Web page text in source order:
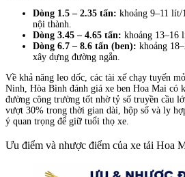
Dòng 1.5 – 2.35 tấn: khoảng 9–11
nội thành.
Dòng 3.45 – 4.65 tấn: khoảng 13–16
Dòng 6.7 – 8.6 tấn (ben): khoảng
xây dựng đường ngắn.
Về khả năng leo dốc, các tài xế chạy tuyến
Ninh, Hòa Bình đánh giá xe ben Hoa Mai có
đường công trường tốt nhờ tỷ số truyền cầu
vượt 30% trong thời gian dài, hộp số và ly
ý quan trọng để giữ tuổi thọ xe.
Ưu điểm và nhược điểm của xe tải Hoa